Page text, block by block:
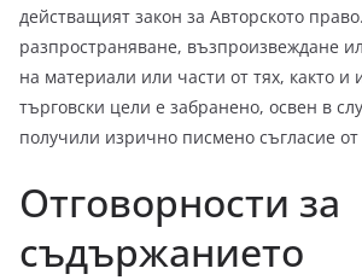
действащият закон за Авторското
разпространяване, възпроизвеждане
на материали или части от тях, както и
търговски цели е забранено, освен в
получили изрично писмено съгласие
Отговорности за
съдържанието